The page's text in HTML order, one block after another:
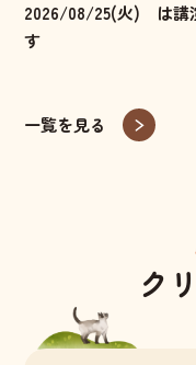
2026/08/25(火) は講
す
一覧を見る
ク